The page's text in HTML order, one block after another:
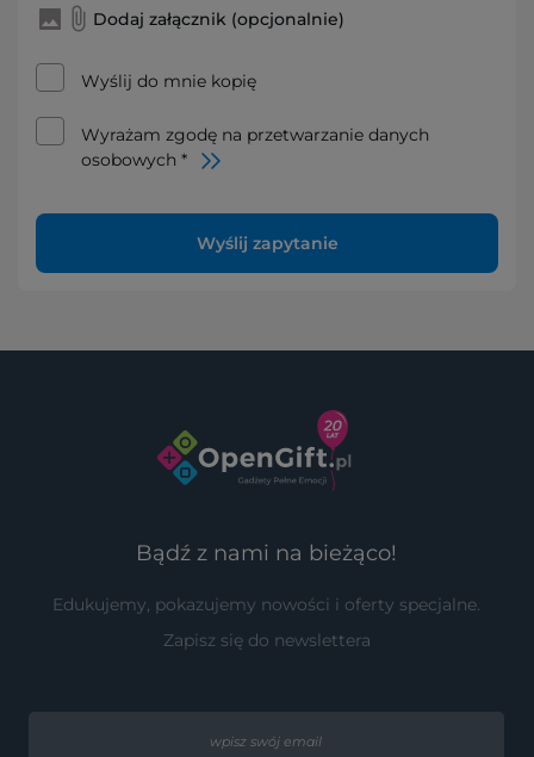
Dodaj załącznik (opcjonalnie)
Wyślij do mnie kopię
Wyrażam zgodę na przetwarzanie danych
osobowych *
Wyślij zapytanie
Bądź z nami na bieżąco!
Edukujemy, pokazujemy nowości i oferty specjalne.
Zapisz się do newslettera